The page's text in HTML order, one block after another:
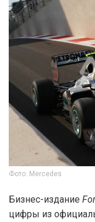
Фото: Mercedes
Бизнес-издание
цифры из